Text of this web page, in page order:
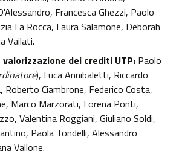
Francesca Ghezzi, Paolo
La Rocca, Laura Salamone, Deborah
Vailati.
valorizzazione dei crediti UTP: Paolo
), Luca Annibaletti, Riccardo
Roberto Ciambrone, Federico Costa,
Marco Marzorati, Lorena Ponti,
Valentina Roggiani, Giuliano Soldi,
Paola Tondelli, Alessandro
Vallone.